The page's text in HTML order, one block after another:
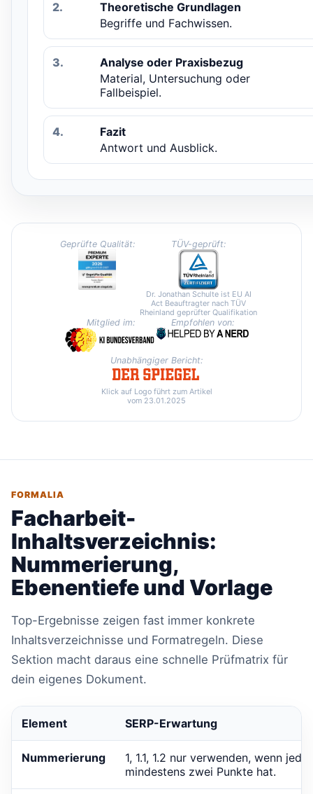
2.
Theoretische Grundlagen
Begriffe und Fachwissen.
3.
Analyse oder Praxisbezug
Material, Untersuchung oder
Fallbeispiel.
4.
Fazit
Antwort und Ausblick.
Geprüfte Qualität: TÜV-geprüft:
Dr. Jonathan Schulte ist EU AI
Act Beauftragter nach TÜV
Rheinland geprüfter Qualifikation
Mitglied im: Empfohlen von:
Unabhängiger Bericht:
Klick auf Logo führt zum Artikel
vom 23.01.2025
FORMALIA
Facharbeit-
Inhaltsverzeichnis:
Nummerierung,
Ebenentiefe und Vorlage
Top-Ergebnisse zeigen fast immer konkrete
Inhaltsverzeichnisse und Formatregeln. Diese
Sektion macht daraus eine schnelle Prüfmatrix für
dein eigenes Dokument.
Element SERP-Erwartung
Nummerierung
1, 1.1, 1.2 nur verwenden, wenn jede
mindestens zwei Punkte hat.